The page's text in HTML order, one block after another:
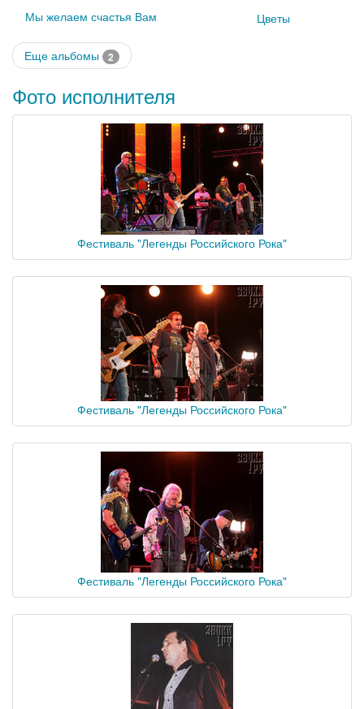
Мы желаем счастья Вам Цветы
Еще альбомы 2
Фото исполнителя
Фестиваль "Легенды Российского Рока"
Фестиваль "Легенды Российского Рока"
Фестиваль "Легенды Российского Рока"